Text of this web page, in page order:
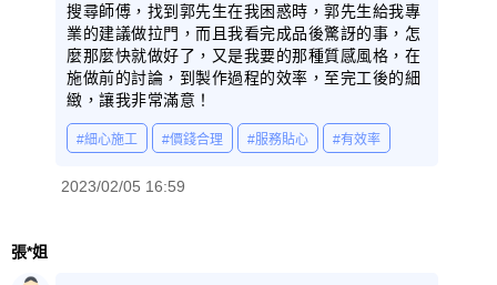
搜尋師傅，找到郭先生在我困惑時，郭先生給我專
業的建議做拉門，而且我看完成品後驚訝的事，怎
麼那麼快就做好了，又是我要的那種質感風格，在
施做前的討論，到製作過程的效率，至完工後的細
緻，讓我非常滿意！
#細心施工 #價錢合理 #服務貼心 #有效率
2023/02/05 16:59
張*姐